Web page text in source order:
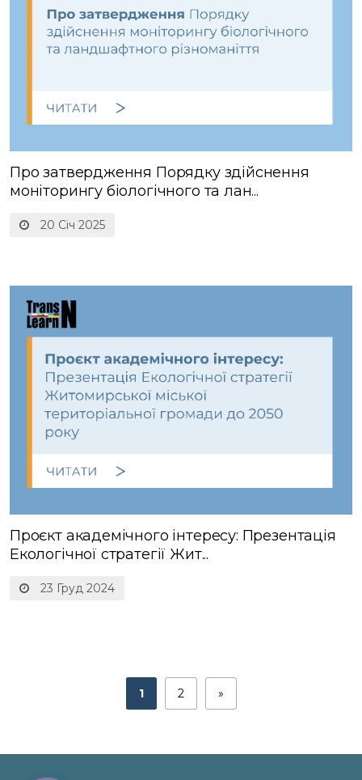
20 Січ 2025
Про затвердження Порядку здійснення
моніторингу біологічного та лан...
23 Груд 2024
Проєкт академічного інтересу: Презентація
Екологічної стратегії Жит...
1 2 »